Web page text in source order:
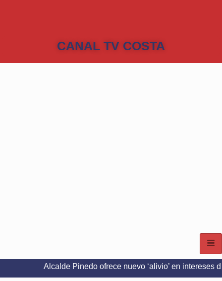
CANAL TV COSTA
Pinedo ofrece nuevo ‘alivio’ en intereses del Predial e